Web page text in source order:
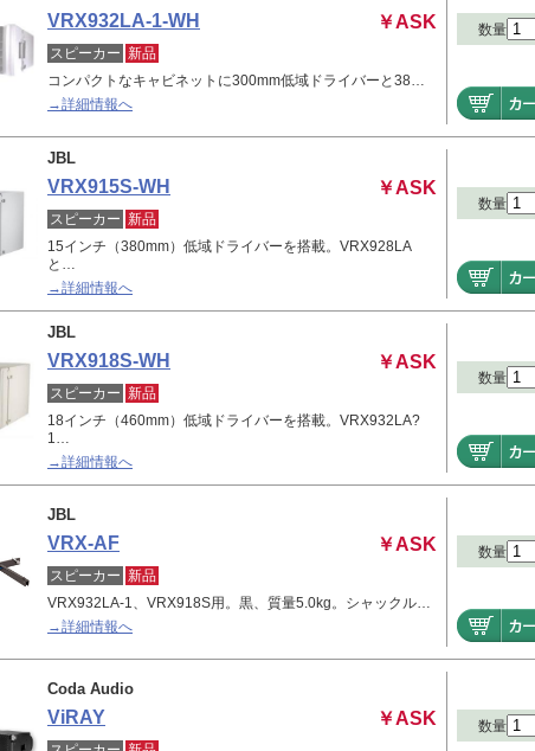
VRX932LA-1-WH ￥ASK
スピーカー 新品
コンパクトなキャビネットに300mm低域ドライバーと38…
→詳細情報へ
数量
JBL
VRX915S-WH ￥ASK
スピーカー 新品
15インチ（380mm）低域ドライバーを搭載。VRX928LA
と…
→詳細情報へ
数量
JBL
VRX918S-WH ￥ASK
スピーカー 新品
18インチ（460mm）低域ドライバーを搭載。VRX932LA?
1…
→詳細情報へ
数量
JBL
VRX-AF ￥ASK
スピーカー 新品
VRX932LA-1、VRX918S用。黒、質量5.0kg。シャックル…
→詳細情報へ
数量
Coda Audio
ViRAY ￥ASK 数量